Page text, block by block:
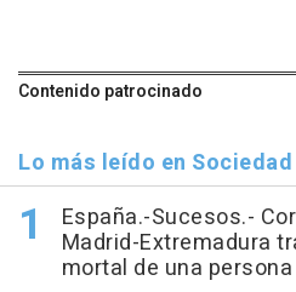
Contenido patrocinado
Lo más leído en Sociedad
España.-Sucesos.-
Madrid-Extremadura
mortal de una